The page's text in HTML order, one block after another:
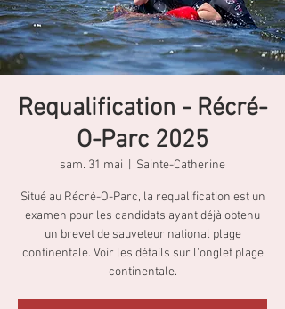
Requalification - Récré-
O-Parc 2025
sam. 31 mai Sainte-Catherine
Situé au Récré-O-Parc, la requalification est un
examen pour les candidats ayant déjà obtenu
un brevet de sauveteur national plage
continentale. Voir les détails sur l'onglet plage
continentale.